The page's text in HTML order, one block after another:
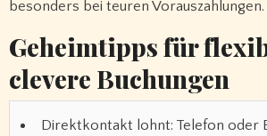
besonders bei teuren Vorauszahlungen.
Geheimtipps für
clevere Buchungen
Direktkontakt lohnt: Telefon oder